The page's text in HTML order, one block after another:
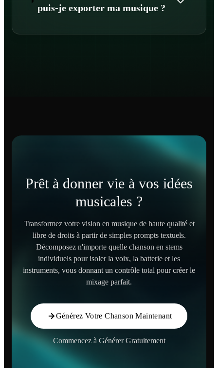
puis-je exporter ma musique ?
Prêt à donner vie à vos idées
musicales ?
Transformez votre vision en musique de haute qualité et
libre de droits à partir de simples prompts textuels.
Décomposez n'importe quelle chanson en stems
individuels pour isoler la voix, la batterie et les
instruments, vous donnant un contrôle total pour créer le
mixage parfait.
Générez Votre Chanson Maintenant
Commencez à Générer Gratuitement